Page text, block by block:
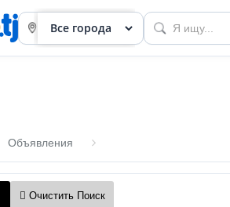
Объявления
Очистить Поиск